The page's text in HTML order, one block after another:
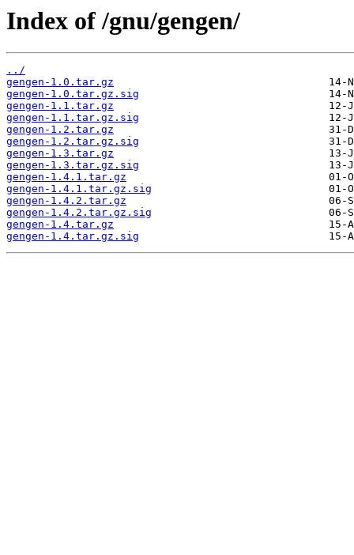
Index of /gnu/gengen/
../
gengen-1.0.tar.gz
gengen-1.0.tar.gz.sig
gengen-1.1.tar.gz
gengen-1.1.tar.gz.sig
gengen-1.2.tar.gz
gengen-1.2.tar.gz.sig
gengen-1.3.tar.gz
gengen-1.3.tar.gz.sig
gengen-1.4.1.tar.gz
gengen-1.4.1.tar.gz.sig
gengen-1.4.2.tar.gz
gengen-1.4.2.tar.gz.sig
gengen-1.4.tar.gz
gengen-1.4.tar.gz.sig